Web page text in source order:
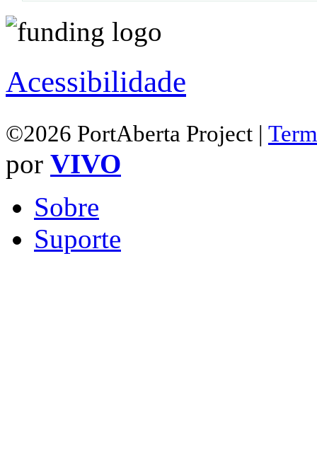
Acessibilidade
©2026 PortAberta Project |
por VIVO
Sobre
Suporte